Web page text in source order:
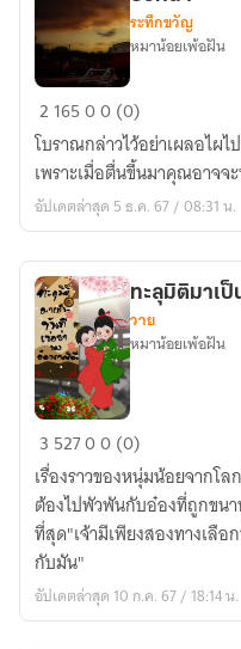
คน
ตาย
เล่ม
ที่1
ซี
รีย์
คืน
หลอน:ตอน
ชาน
รถไฟ
ปริศนา
ระทึกขวัญ
หมาน้อยเพ้อฝัน
2 16500 (0)
โบราณกล่าวไว้อย่าเผลอไผ
เพราะเมื่อตื่นขึ้นมาคุณอาจจ
อัปเดตล่าสุด 5 ธ.ค. 67 / 08:31 น.
ทะลุ
มิติ
มา
เป็น
ขันที
เซ่อ
ซ่า
ทะลุมิติมาเ
วาย
หมาน้อยเพ้อฝัน
3 52700 (0)
เรื่องราวของหนุ่มน้อยจาก
ต้องไปพัวพันกับอ๋องที่ถูกขน
ที่สุด"เจ้ามีเพียงสองทางเลือ
กับมัน"
อัปเดตล่าสุด 10 ก.ค. 67 / 18:14 น.